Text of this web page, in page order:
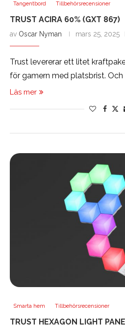
Tangentbord Tillbehörsrecensioner
TRUST ACIRA 60% (GXT 867)
av Oscar Nyman mars 25, 2025
Trust levererar ett litet
för gamern med platsbrist. Och
Läs mer
Smarta hem Tillbehörsrecensioner
TRUST HEXAGON LIGHT